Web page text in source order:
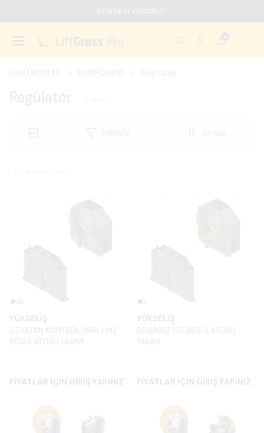
DÜNYAYI YÜKSELT!
0
YÜKSELİŞ
UZAKTAN KONTROL (MRL) HIZ
REGÜLATÖRÜ TAKIMI
FİYATLAR İÇİN GİRİŞ YAPINIZ FİYATLAR İÇİN GİRİŞ YAPINIZ